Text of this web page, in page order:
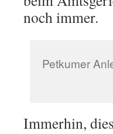
noch immer.
Petkumer
Immerhin,